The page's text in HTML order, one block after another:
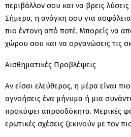
περιβάλλον σου και να βρεις
Σήμερα, η ανάγκη σου για ασφάλεια
πιο έντονη από ποτέ. Μπορείς να
χώρου σου και να οργανώσεις τις
Αισθηματικές Προβλέψεις
Αν είσαι ελεύθερος, η μέρα είναι
αγνοήσεις ένα μήνυμα ή μια
προκύψει απροσδόκητα. Μερικές
ερωτικές σχέσεις ξεκινούν με τον